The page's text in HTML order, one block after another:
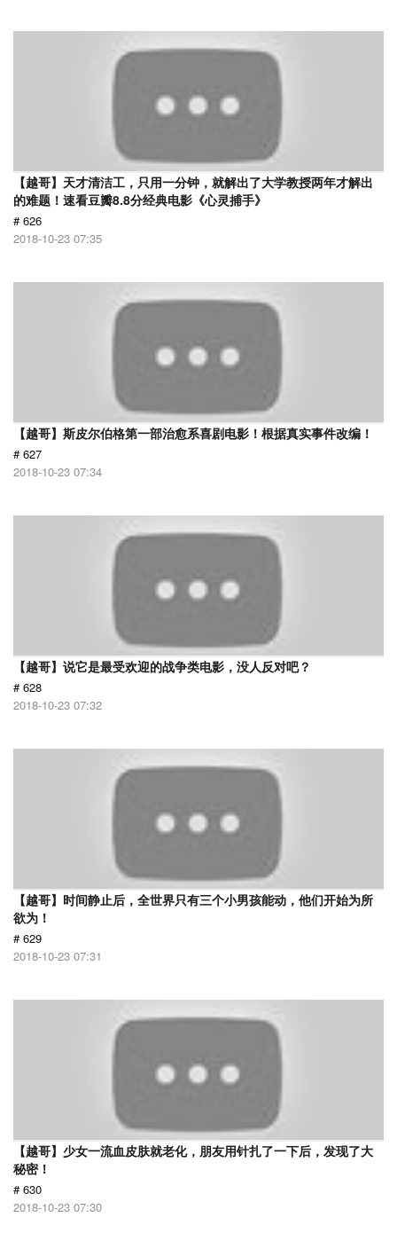
【越哥】天才清洁工，只用一分钟，就解出了大学教授两年才解出
的难题！速看豆瓣8.8分经典电影《心灵捕手》
# 626
2018-10-23 07:35
【越哥】斯皮尔伯格第一部治愈系喜剧电影！根据真实事件改编！
# 627
2018-10-23 07:34
【越哥】说它是最受欢迎的战争类电影，没人反对吧？
# 628
2018-10-23 07:32
【越哥】时间静止后，全世界只有三个小男孩能动，他们开始为所
欲为！
# 629
2018-10-23 07:31
【越哥】少女一流血皮肤就老化，朋友用针扎了一下后，发现了大
秘密！
# 630
2018-10-23 07:30